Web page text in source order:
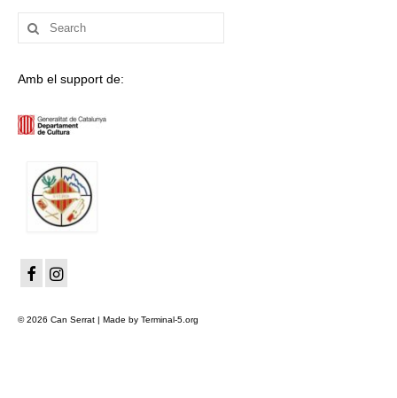
Search
for:
Amb el support de:
© 2026 Can Serrat | Made by Terminal-5.org